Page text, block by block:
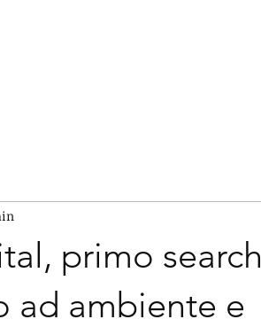
primo search
ad ambiente e